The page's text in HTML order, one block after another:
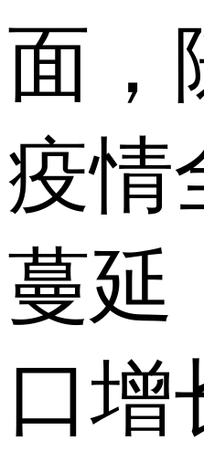
面，
疫情
蔓延
口增